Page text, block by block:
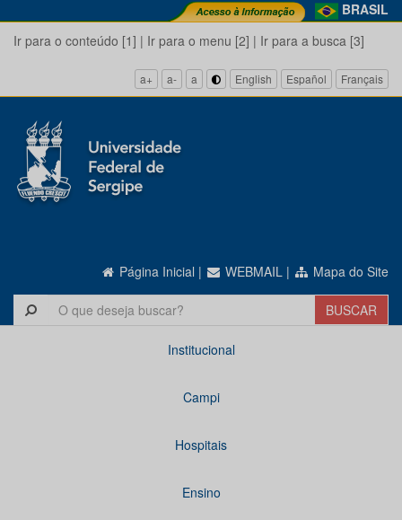
BRASIL
Ir para o conteúdo [1] | Ir para o menu [2] | Ir para a busca [3]
a+ a- a English Español Français
Página Inicial | WEBMAIL | Mapa do Site
Institucional
Campi
Hospitais
Ensino